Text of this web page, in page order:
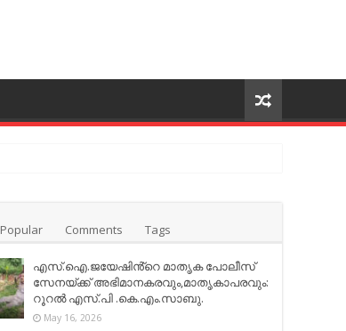
Popular Comments Tags
എസ്.ഐ.ജയേഷിൻ്റെ മാതൃക പോലീസ്
സേനയ്ക്ക് അഭിമാനകരവും,മാതൃകാപരവും:
റൂറൽ എസ്.പി .കെ.എം.സാബു.
May 16, 2026